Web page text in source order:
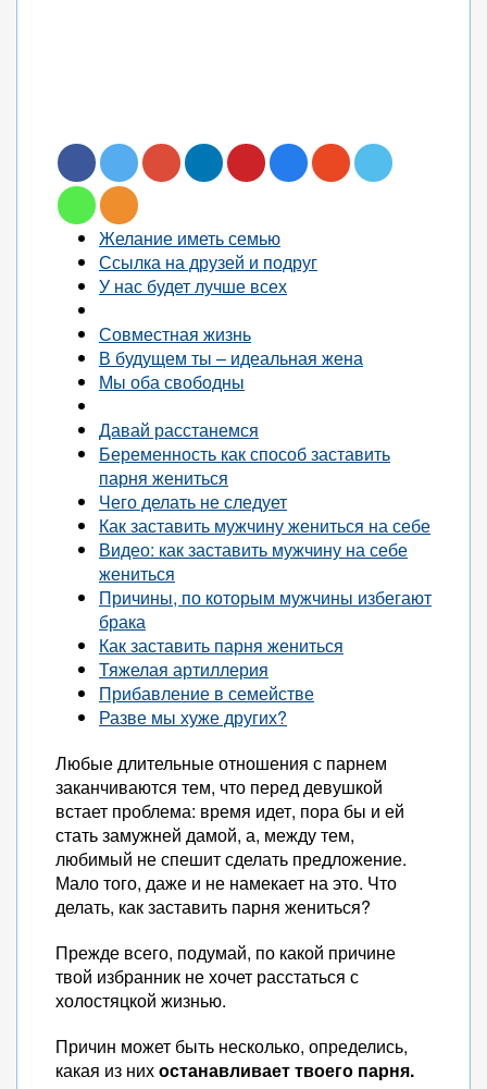
Желание иметь семью
Ссылка на друзей и подруг
У нас будет лучше всех
Совместная жизнь
В будущем ты – идеальная жена
Мы оба свободны
Давай расстанемся
Беременность как способ заставить
парня жениться
Чего делать не следует
Как заставить мужчину жениться на себе
Видео: как заставить мужчину на себе
жениться
Причины, по которым мужчины избегают
брака
Как заставить парня жениться
Тяжелая артиллерия
Прибавление в семействе
Разве мы хуже других?
Любые длительные отношения с парнем
заканчиваются тем, что перед девушкой
встает проблема: время идет, пора бы и ей
стать замужней дамой, а, между тем,
любимый не спешит сделать предложение.
Мало того, даже и не намекает на это. Что
делать, как заставить парня жениться?
Прежде всего, подумай, по какой причине
твой избранник не хочет расстаться с
холостяцкой жизнью.
Причин может быть несколько, определись,
какая из нихостанавливает твоего парня.